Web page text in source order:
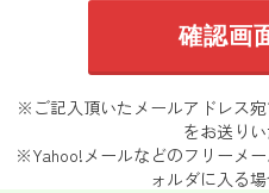
※ご記入頂いたメールアドレス
をお送りい
※Yahoo!メールなどのフリーメ
ォルダに入る場